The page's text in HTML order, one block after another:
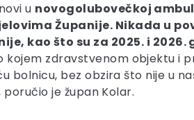
u novogolubovečkoj
Županije. Nikada u
kao što su za 2025. i 2026.
kojem zdravstvenom objektu i
bolnicu, bez obzira što nije u
je župan Kolar.